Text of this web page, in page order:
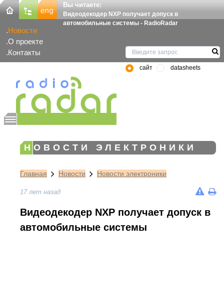
Вы читаете:
Видеодекодер NXP получает допуск в
автомобильные системы - RadioRadar
Новости
О проекте
Контакты
сайт datasheets
НОВОСТИ ЭЛЕКТРОНИКИ
Главная Новости Новости электроники
17 лет назад
Видеодекодер NXP получает допуск в
автомобильные системы